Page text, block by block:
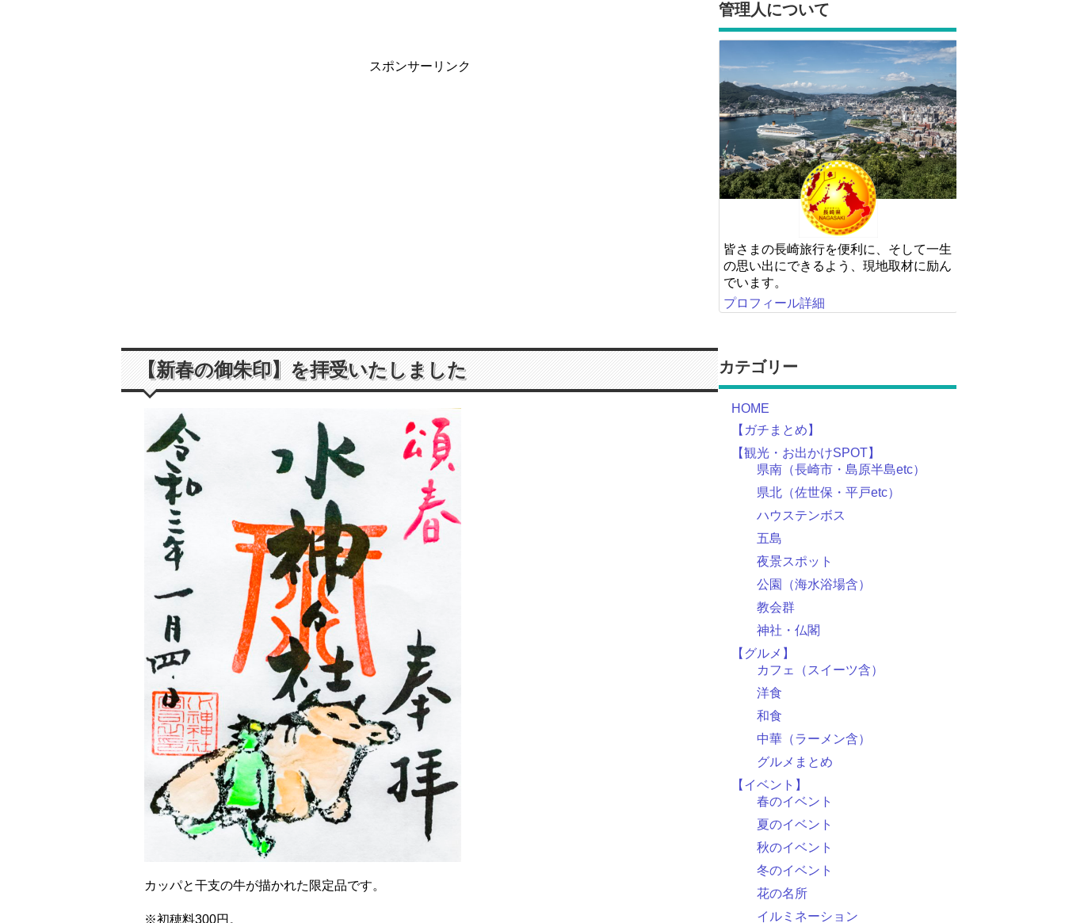
スポンサーリンク
【新春の御朱印】を拝受いたしました
カッパと干支の牛が描かれた限定品です。
※初穂料300円。
管理人について
皆さまの長崎旅行を便利に、そして一生
の思い出にできるよう、現地取材に励ん
でいます。
プロフィール詳細
カテゴリー
HOME
【ガチまとめ】
【観光・お出かけSPOT】
県南（長崎市・島原半島etc）
県北（佐世保・平戸etc）
ハウステンボス
五島
夜景スポット
公園（海水浴場含）
教会群
神社・仏閣
【グルメ】
カフェ（スイーツ含）
洋食
和食
中華（ラーメン含）
グルメまとめ
【イベント】
春のイベント
夏のイベント
秋のイベント
冬のイベント
花の名所
イルミネーション